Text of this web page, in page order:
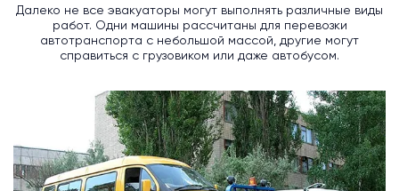
Далеко не все эвакуаторы могут выполнять различные виды
работ. Одни машины рассчитаны для перевозки
автотранспорта с небольшой массой, другие могут
справиться с грузовиком или даже автобусом.